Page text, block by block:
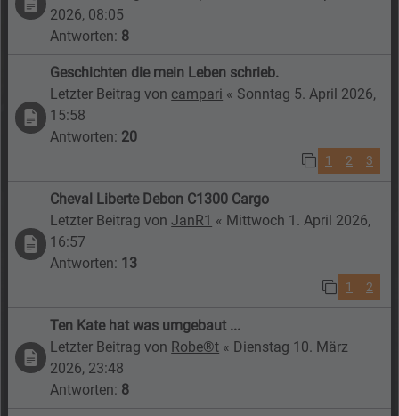
2026, 08:05
Antworten: 8
Geschichten die mein Leben schrieb.
Letzter Beitrag von campari « Sonntag 5. April 2026,
15:58
Antworten: 20
1 2 3
Cheval Liberte Debon C1300 Cargo
Letzter Beitrag vonJanR1 « Mittwoch 1. April 2026,
16:57
Antworten: 13
1 2
Ten Kate hat was umgebaut ...
Letzter Beitrag von Robe®t « Dienstag 10. März
2026, 23:48
Antworten: 8